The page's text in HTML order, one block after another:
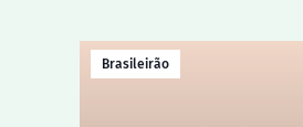
Brasileirão